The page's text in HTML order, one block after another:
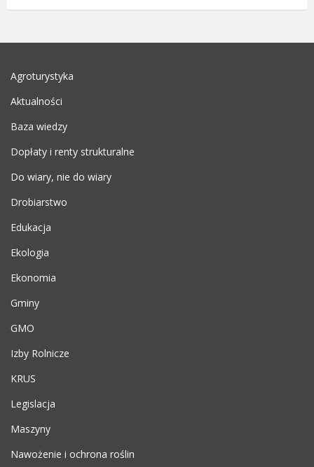
Agroturystyka
Aktualności
Baza wiedzy
Dopłaty i renty strukturalne
Do wiary, nie do wiary
Drobiarstwo
Edukacja
Ekologia
Ekonomia
Gminy
GMO
Izby Rolnicze
KRUS
Legislacja
Maszyny
Nawożenie i ochrona roślin